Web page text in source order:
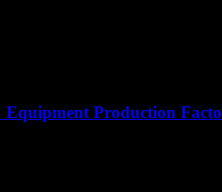
Production